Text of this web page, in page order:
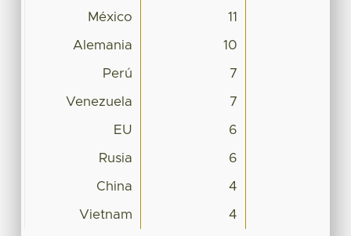
México 11
Alemania 10
Perú 7
Venezuela 7
EU 6
Rusia 6
China 4
Vietnam 4